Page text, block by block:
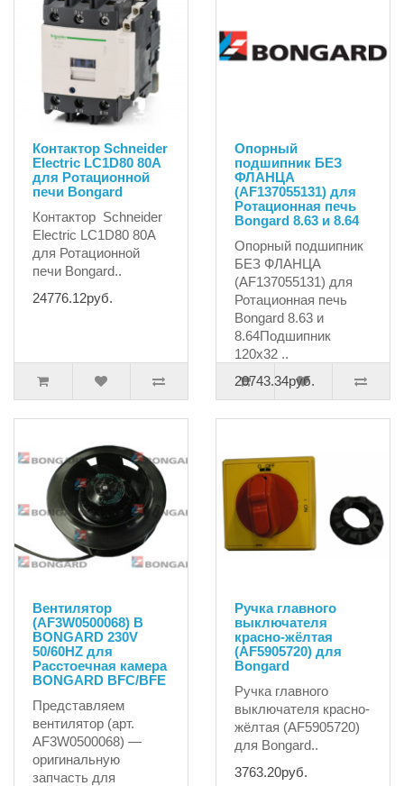
Контактор Schneider
Electric LC1D80 80А
для Ротационной
печи Bongard
Контактор Schneider
Electric LC1D80 80А
для Ротационной
печи Bongard..
24776.12руб.
Опорный
подшипник БЕЗ
ФЛАНЦА
(AF137055131) для
Ротационная печь
Bongard 8.63 и 8.64
Опорный подшипник
БЕЗ ФЛАНЦА
(AF137055131) для
Ротационная печь
Bongard 8.63 и
8.64Подшипник
120x32 ..
20743.34руб.
Вентилятор
(AF3W0500068) B
BONGARD 230V
50/60HZ для
Расстоечная камера
BONGARD BFC/BFE
Представляем
вентилятор (арт.
AF3W0500068) —
оригинальную
запчасть для
Ручка главного
выключателя
красно-жёлтая
(AF5905720) для
Bongard
Ручка главного
выключателя красно-
жёлтая (AF5905720)
для Bongard..
3763.20руб.